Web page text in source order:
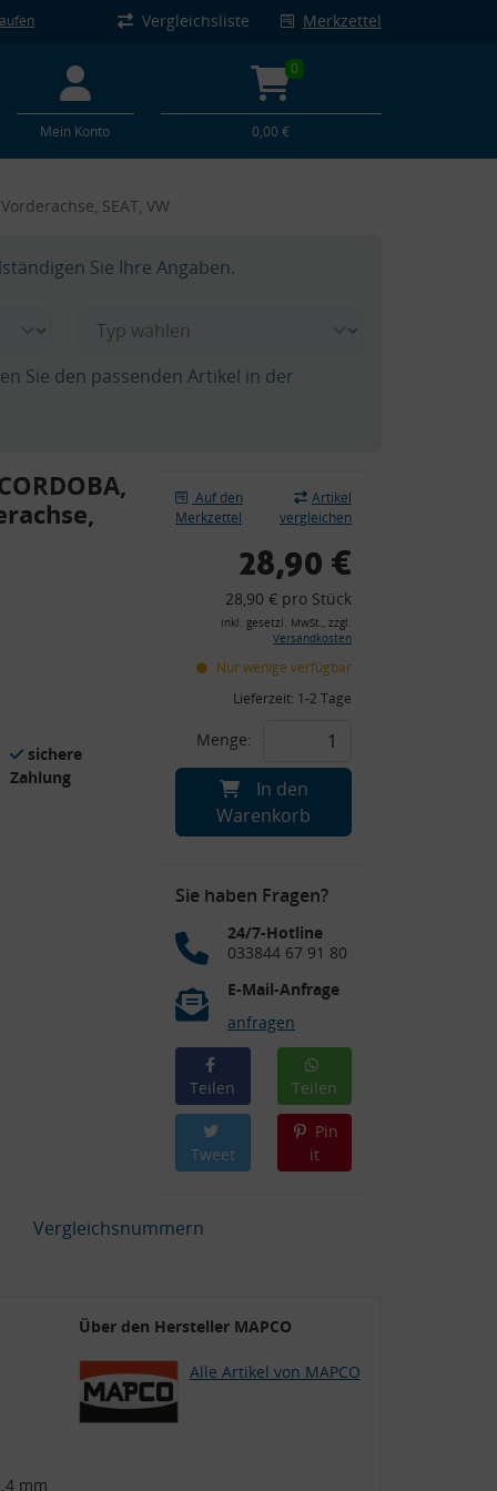
Vergleichsliste Merkzettel
Mein Konto
0
0,00 €
SEAT, VW
Sie Ihre Angaben.
Sie den passenden Artikel in der
sichere
Zahlung
Auf den
Merkzettel
Artikel
vergleichen
28,90 €
28,90 € pro Stück
inkl. gesetzl. MwSt., zzgl.
Versandkosten
Nur wenige verfügbar
Lieferzeit: 1-2 Tage
Menge:
In den
Warenkorb
Sie haben Fragen?
24/7-Hotline
033844 67 91 80
E-Mail-Anfrage
anfragen
Teilen Teilen
Tweet
Pin
it
Vergleichsnummern
mm
Über den Hersteller MAPCO
Alle Artikel von MAPCO